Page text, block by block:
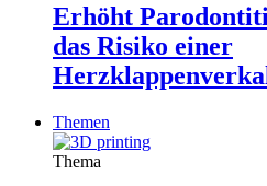
Erhöht
das Risiko einer
Themen
Thema